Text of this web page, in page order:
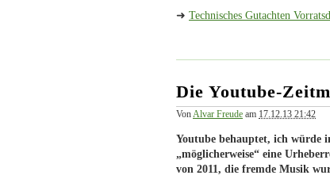
➜ Technisches Gutachten
Die Youtube-
VonAlvar Freude am 17.12.13 21:42
Youtube behauptet, ich würde
„möglicherweise“ eine
von 2011, die fremde Musik